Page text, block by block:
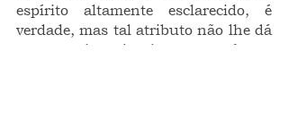
espírito altamente esclarecido, é
verdade, mas tal atributo não lhe dá
supremacia sobre-humana, só um